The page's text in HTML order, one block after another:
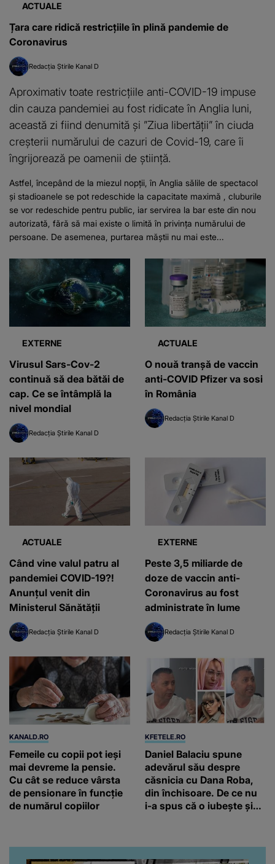
ACTUALE
Țara care ridică restricţiile în plină pandemie de
Coronavirus
Redacția Știrile Kanal D
Aproximativ toate restricțiile anti-COVID-19 impuse
din cauza pandemiei au fost ridicate în Anglia luni,
această zi fiind denumită și ”Ziua libertăţii” în ciuda
creşterii numărului de cazuri de Covid-19, care îi
îngrijorează pe oamenii de ştiinţă.
Astfel, începând de la miezul nopţii, în Anglia sălile de spectacol
şi stadioanele se pot redeschide la capacitate maximă , cluburile
se vor redeschide pentru public, iar servirea la bar este din nou
autorizată, fără să mai existe o limită în privința numărului de
persoane. De asemenea, purtarea măştii nu mai este...
EXTERNE
Virusul Sars-Cov-2
continuă să dea bătăi de
cap. Ce se întâmplă la
nivel mondial
Redacția Știrile Kanal D
ACTUALE
O nouă tranșă de vaccin
anti-COVID Pfizer va sosi
în România
Redacția Știrile Kanal D
ACTUALE
Când vine valul patru al
pandemiei COVID-19?!
Anunțul venit din
Ministerul Sănătății
Redacția Știrile Kanal D
EXTERNE
Peste 3,5 miliarde de
doze de vaccin anti-
Coronavirus au fost
administrate în lume
Redacția Știrile Kanal D
KANALD.RO
Femeile cu copii pot ieși
mai devreme la pensie.
Cu cât se reduce vârsta
de pensionare în funcție
de numărul copiilor
KFETELE.RO
Daniel Balaciu spune
adevărul său despre
căsnicia cu Dana Roba,
din închisoare. De ce nu
i-a spus că o iubește și
“Am suflet mare. Eu am
ajutat-o.”